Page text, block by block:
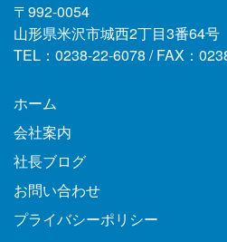
〒992-0054
山形県米沢市城西2丁目3番64号
TEL：0238-22-6078 / FAX：
ホーム
会社案内
社長ブログ
お問い合わせ
プライバシーポリシー